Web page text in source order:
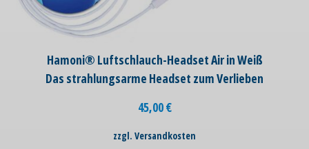
Hamoni® Luftschlauch-Headset Air in Weiß
Das strahlungsarme Headset zum Verlieben
45,00€
zzgl. Versandkosten